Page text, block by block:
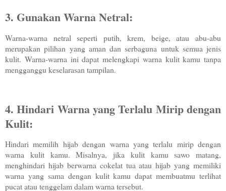
3. Gunakan Warna Netral:
Warna-warna netral seperti putih, krem, beige, atau abu-abu
merupakan pilihan yang aman dan serbaguna untuk semua jenis
kulit. Warna-warna ini dapat melengkapi warna kulit kamu tanpa
mengganggu keselarasan tampilan.
4. Hindari Warna yang Terlalu Mirip dengan
Kulit:
Hindari memilih hijab dengan warna yang terlalu mirip dengan
warna kulit kamu. Misalnya, jika kulit kamu sawo matang,
menghindari hijab berwarna cokelat tua atau hijab yang memiliki
warna yang sama dengan kulit kamu dapat membuatmu terlihat
pucat atau tenggelam dalam warna tersebut.